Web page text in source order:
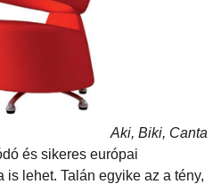
Aki, Biki, Canta
és sikeres európai
lehet. Talán egyike az a tény,